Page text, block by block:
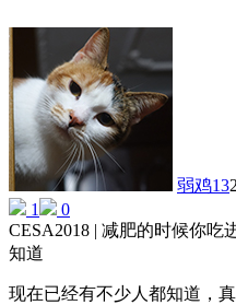
弱鸡13
1
0
CESA2018 | 减肥的时候你吃
知道
现在已经有不少人都知道，